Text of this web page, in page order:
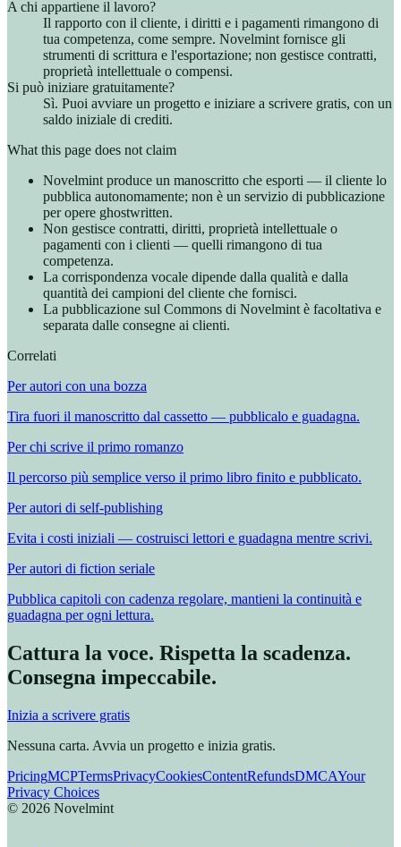
A chi appartiene il lavoro?
Il rapporto con il cliente, i diritti e i pagamenti rimangono di
tua competenza, come sempre. Novelmint fornisce gli
strumenti di scrittura e l'esportazione; non gestisce contratti,
proprietà intellettuale o compensi.
Si può iniziare gratuitamente?
Sì. Puoi avviare un progetto e iniziare a scrivere gratis, con un
saldo iniziale di crediti.
What this page does not claim
Novelmint produce un manoscritto che esporti — il cliente lo
pubblica autonomamente; non è un servizio di pubblicazione
per opere ghostwritten.
Non gestisce contratti, diritti, proprietà intellettuale o
pagamenti con i clienti — quelli rimangono di tua
competenza.
La corrispondenza vocale dipende dalla qualità e dalla
quantità dei campioni del cliente che fornisci.
La pubblicazione sul Commons di Novelmint è facoltativa e
separata dalle consegne ai clienti.
Correlati
Per autori con una bozza
Tira fuori il manoscritto dal cassetto — pubblicalo e guadagna.
Per chi scrive il primo romanzo
Il percorso più semplice verso il primo libro finito e pubblicato.
Per autori di self-publishing
Evita i costi iniziali — costruisci lettori e guadagna mentre scrivi.
Per autori di fiction seriale
Pubblica capitoli con cadenza regolare, mantieni la continuità e
guadagna per ogni lettura.
Cattura la voce. Rispetta la scadenza.
Consegna impeccabile.
Inizia a scrivere gratis
Nessuna carta. Avvia un progetto e inizia gratis.
PricingMCPTermsPrivacyCookiesContentRefundsDMCAYour
Privacy Choices
© 2026 Novelmint